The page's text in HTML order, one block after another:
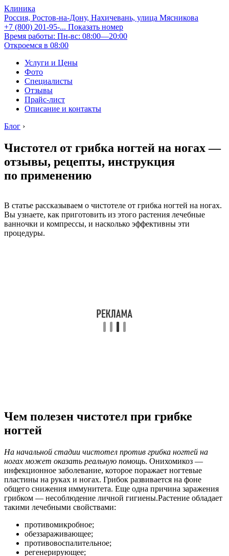
Клиника
Россия, Ростов-на-Дону, Нахичевань, улица Мясникова
+7 (800) 201-95-... Показать номер
Время работы: Пн-вс: 08:00—20:00
Откроемся в 08:00
Услуги и Цены
Фото
Специалисты
Отзывы
Прайс-лист
Описание и контакты
Блог ›
Чистотел от грибка ногтей на ногах —
отзывы, рецепты, инструкция
по применению
В статье рассказываем о чистотеле от грибка ногтей на ногах.
Вы узнаете, как приготовить из этого растения лечебные
ванночки и компрессы, и насколько эффективны эти
процедуры.
Чем полезен чистотел при грибке
ногтей
На начальной стадии чистотел против грибка ногтей на
ногах может оказать реальную помощь. Онихомикоз —
инфекционное заболевание, которое поражает ногтевые
пластины на руках и ногах. Грибок развивается на фоне
общего снижения иммунитета. Еще одна причина заражения
грибком — несоблюдение личной гигиены.Растение обладает
такими лечебными свойствами:
противомикробное;
обеззараживающее;
противовоспалительное;
регенерирующее;